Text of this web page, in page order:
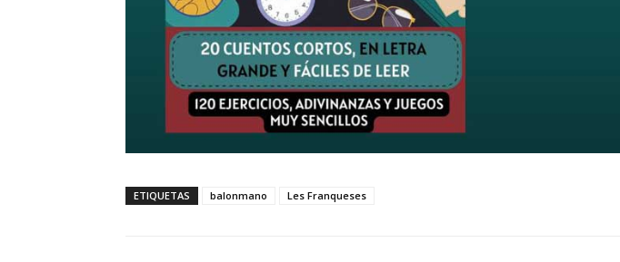
ETIQUETAS balonmano Les Franqueses